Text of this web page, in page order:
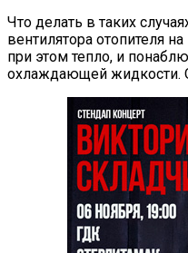
Что делать в таких
вентилятора отопителя
при этом тепло, и
охлаждающей жидкости.